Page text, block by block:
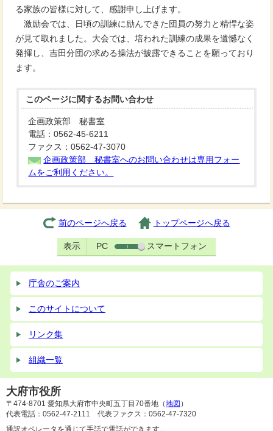
る家族の皆様に対して、感謝申し上げます。
激励会では、日頃の訓練に励んできた団員の努力と精悍な姿
が見て取れました。大会では、培われた訓練の成果を遺憾なく
発揮し、吉田分団の求める操法が披露できることを願っており
ます。
このページに関するお問い合わせ
企画政策部 秘書室
電話：0562-45-6211
ファクス：0562-47-3070
企画政策部 秘書室へのお問い合わせは専用フォー
ムをご利用ください。
前のページへ戻る トップページへ戻る
表示 PC スマートフォン
庁舎のご案内
このサイトについて
リンク集
組織一覧
大府市役所
〒474-8701 愛知県大府市中央町五丁目70番地（地図 ）
代表電話：0562-47-2111 代表ファクス：0562-47-7320
通訳オペレータを通じて手話で電話ができます。